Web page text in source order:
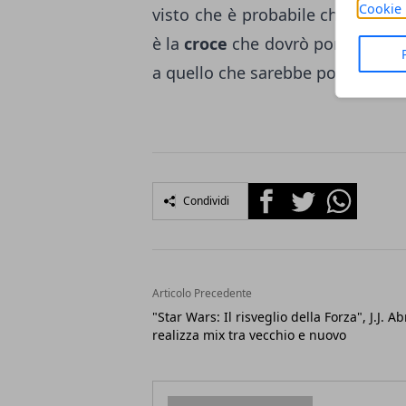
Cookie
visto che è probabile che verrà
è la croce che dovrò portare
a quello che sarebbe potuto
Condividi FacebookTwitterWhatsapp
Articolo Precedente
"Star Wars: Il risveglio della Forza", J.J.
realizza mix tra vecchio e nuovo